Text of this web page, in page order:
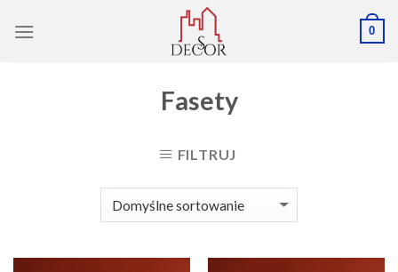
0
Fasety
FILTRUJ